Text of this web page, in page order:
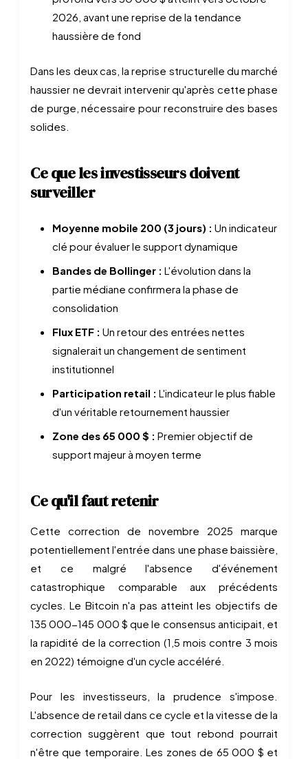
2026, avant une reprise de la tendance
haussière de fond
Dans les deux cas, la reprise structurelle du marché
haussier ne devrait intervenir qu'après cette phase
de purge, nécessaire pour reconstruire des bases
solides.
Ce que les investisseurs doivent
surveiller
Moyenne mobile 200 (3 jours) : Un indicateur
clé pour évaluer le support dynamique
Bandes de Bollinger : L'évolution dans la
partie médiane confirmera la phase de
consolidation
Flux ETF : Un retour des entrées nettes
signalerait un changement de sentiment
institutionnel
Participation retail : L'indicateur le plus fiable
d'un véritable retournement haussier
Zone des 65 000 $ : Premier objectif de
support majeur à moyen terme
Ce qu'il faut retenir
Cette correction de novembre 2025 marque
potentiellement l'entrée dans une phase baissière,
et ce malgré l'absence d'événement
catastrophique comparable aux précédents
cycles. Le Bitcoin n'a pas atteint les objectifs de
135 000-145 000 $ que le consensus anticipait, et
la rapidité de la correction (1,5 mois contre 3 mois
en 2022) témoigne d'un cycle accéléré.
Pour les investisseurs, la prudence s'impose.
L'absence de retail dans ce cycle et la vitesse de la
correction suggèrent que tout rebond pourrait
n'être que temporaire. Les zones de 65 000 $ et